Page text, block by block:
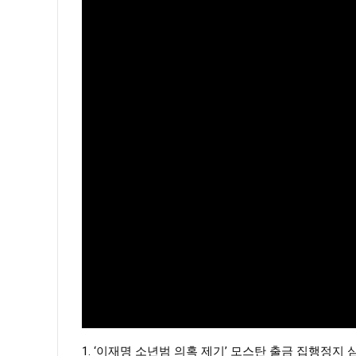
1. ‘이재명 소년범 의혹 제기’ 모스탄 출금 집행정지